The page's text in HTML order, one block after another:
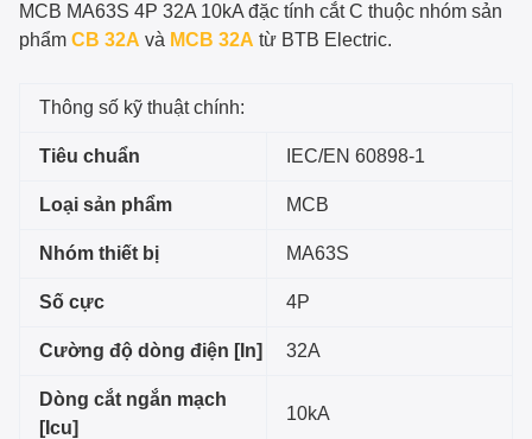
MCB MA63S 4P 32A 10kA đặc tính cắt C thuộc nhóm sản
phẩm CB 32A và MCB 32A từ BTB Electric.
Thông số kỹ thuật chính:
Tiêu chuẩn IEC/EN 60898-1
Loại sản phẩm MCB
Nhóm thiết bị MA63S
Số cực 4P
Cường độ dòng điện [In] 32A
Dòng cắt ngắn mạch
[Icu]
10kA